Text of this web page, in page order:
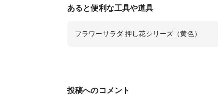
あると便利な工具や道具
フラワーサラダ 押し花シリーズ（黄色）
投稿へのコメント